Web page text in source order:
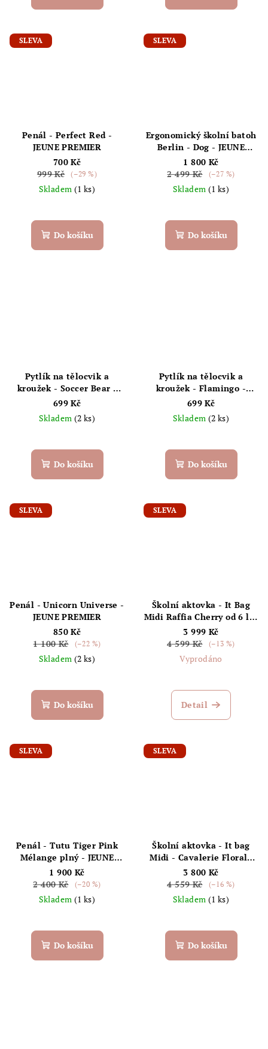
SLEVA
Penál - Perfect Red -
JEUNE PREMIER
700 Kč
999 Kč
(–29 %)
Skladem (1 ks)
Do košíku
SLEVA
Ergonomický školní batoh
Berlin - Dog - JEUNE
PREMIER
1 800 Kč
2 499 Kč
(–27 %)
Skladem (1 ks)
Do košíku
Pytlík na tělocvik a
kroužek - Soccer Bear -
JEUNE PREMIER
699 Kč
Skladem (2 ks)
Do košíku
Pytlík na tělocvik a
kroužek - Flamingo -
JEUNE PREMIER
699 Kč
Skladem (2 ks)
Do košíku
SLEVA
Penál - Unicorn Universe -
JEUNE PREMIER
850 Kč
1 100 Kč
(–22 %)
Skladem (2 ks)
Do košíku
SLEVA
Školní aktovka - It Bag
Midi Raffia Cherry od 6 let
- JEUNE PREMIER
3 999 Kč
4 599 Kč
(–13 %)
Vyprodáno
Detail
SLEVA
Penál - Tutu Tiger Pink
Mélange plný - JEUNE
PREMIER
1 900 Kč
2 400 Kč
(–20 %)
Skladem (1 ks)
Do košíku
SLEVA
Školní aktovka - It bag
Midi - Cavalerie Florale
od 6let - JEUNE PREMIER
3 800 Kč
4 559 Kč
(–16 %)
Skladem (1 ks)
Do košíku